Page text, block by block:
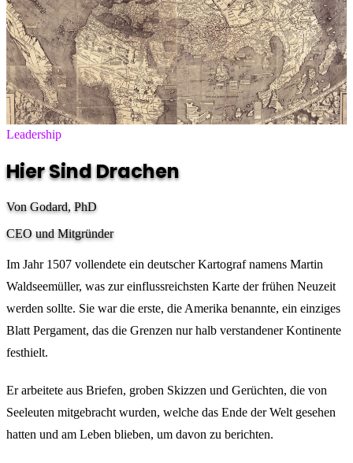
Leadership
Hier Sind Drachen
Von Godard, PhD
CEO und Mitgründer
Im Jahr 1507 vollendete ein deutscher Kartograf namens Martin
Waldseemüller, was zur einflussreichsten Karte der frühen Neuzeit
werden sollte. Sie war die erste, die Amerika benannte, ein einziges
Blatt Pergament, das die Grenzen nur halb verstandener Kontinente
festhielt.
Er arbeitete aus Briefen, groben Skizzen und Gerüchten, die von
Seeleuten mitgebracht wurden, welche das Ende der Welt gesehen
hatten und am Leben blieben, um davon zu berichten.